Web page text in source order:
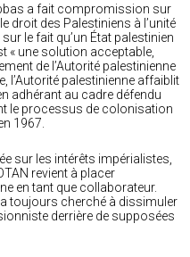
a fait compromission sur
droit des Palestiniens à l’unité
le fait qu’un État palestinien
« une solution acceptable,
de l’Autorité palestinienne
l’Autorité palestinienne affaiblit
adhérant au cadre défendu
le processus de colonisation
1967.
sur les intérêts impérialistes,
revient à placer
en tant que collaborateur.
a toujours cherché à dissimuler
derrière de supposées